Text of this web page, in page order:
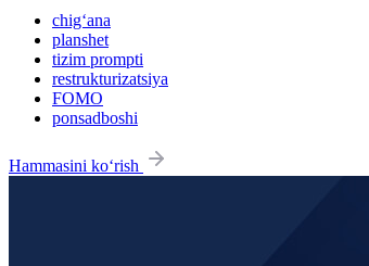
chig‘ana
planshet
tizim prompti
restrukturizatsiya
FOMO
ponsadboshi
Hammasini ko‘rish